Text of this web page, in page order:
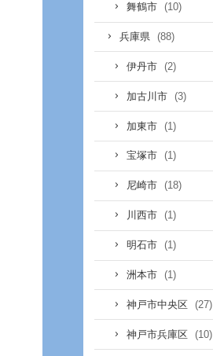
舞鶴市 (10)
兵庫県 (88)
伊丹市 (2)
加古川市 (3)
加東市 (1)
宝塚市 (1)
尼崎市 (18)
川西市 (1)
明石市 (1)
洲本市 (1)
神戸市中央区 (27)
神戸市兵庫区 (10)